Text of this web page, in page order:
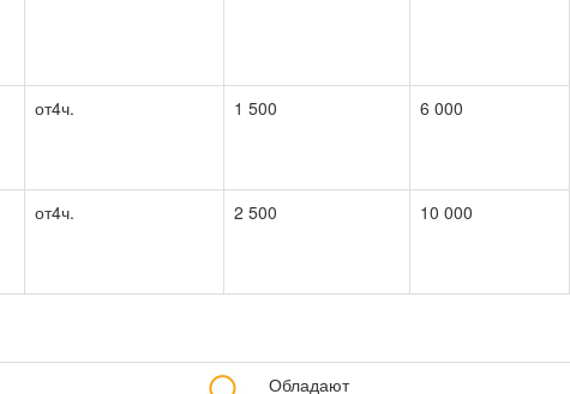
от4ч. 1 500 6 000
от4ч. 2 500 10 000
Обладают